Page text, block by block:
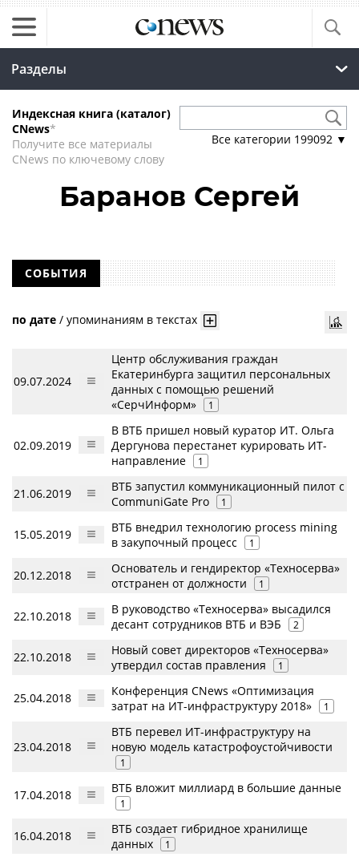
Разделы
Индексная книга (каталог)
CNews*
Получите все материалы
CNews по ключевому слову
Все категории 199092 ▼
Баранов Сергей
СОБЫТИЯ
по дате / упоминаниям в текстах
09.07.2024
Центр обслуживания граждан
Екатеринбурга защитил персональных
данных с помощью решений
«СерчИнформ»
1
02.09.2019
В ВТБ пришел новый куратор ИТ. Ольга
Дергунова перестанет курировать ИТ-
направление
1
21.06.2019
ВТБ запустил коммуникационный пилот с
CommuniGate Pro
1
15.05.2019
ВТБ внедрил технологию process mining
в закупочный процесс
1
20.12.2018
Основатель и гендиректор «Техносерва»
отстранен от должности
1
22.10.2018
В руководство «Техносерва» высадился
десант сотрудников ВТБ и ВЭБ
2
22.10.2018
Новый совет директоров «Техносерва»
утвердил состав правления
1
25.04.2018
Конференция CNews «Оптимизация
затрат на ИТ-инфраструктуру 2018»
1
23.04.2018
ВТБ перевел ИТ-инфраструктуру на
новую модель катастрофоустойчивости
1
17.04.2018 ВТБ вложит миллиард в большие данные
1
16.04.2018
ВТБ создает гибридное хранилище
данных
1